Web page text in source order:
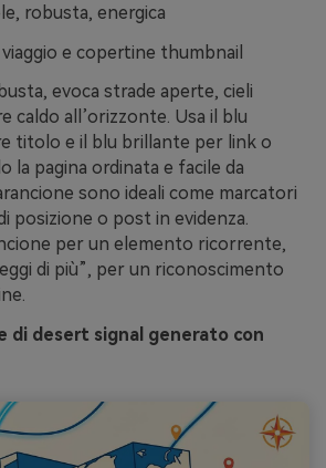
robusta, energica
viaggio e copertine thumbnail
evoca strade aperte, cieli
caldo all’orizzonte. Usa il blu
titolo e il blu brillante per link o
la pagina ordinata e facile da
sono ideali come marcatori
posizione o post in evidenza.
per un elemento ricorrente,
di più”, per un riconoscimento
di desert signal generato con